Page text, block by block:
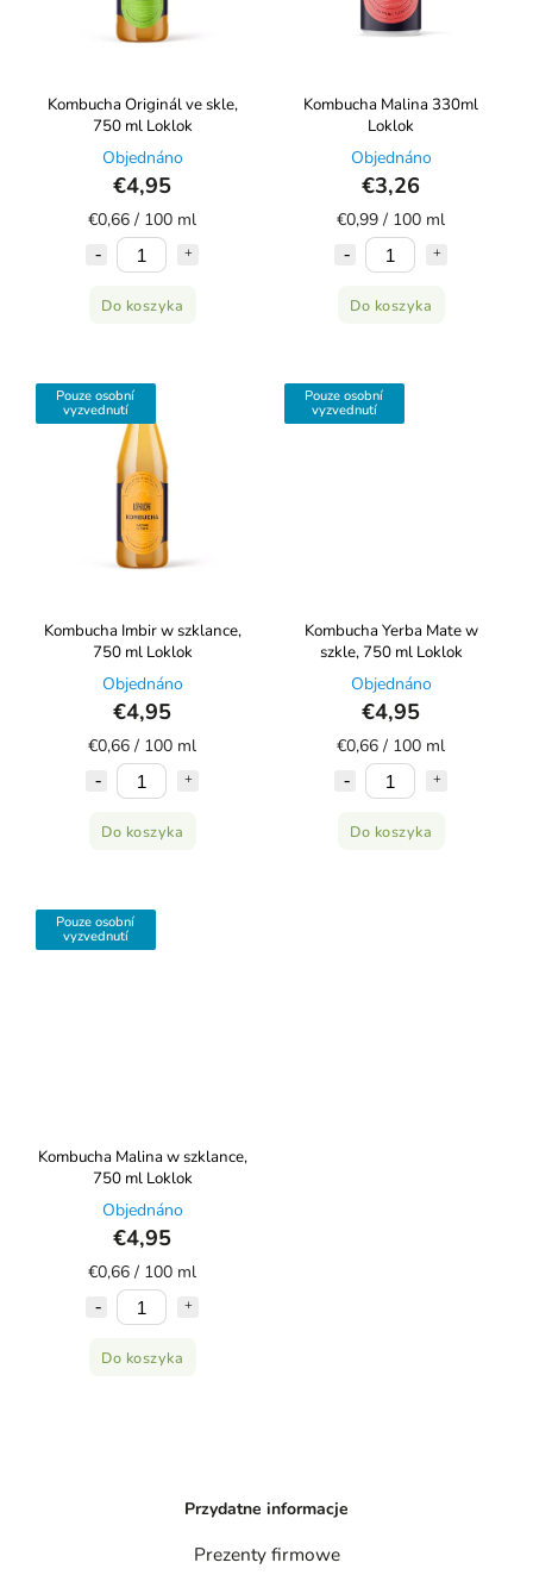
Kombucha Originál ve skle,
750 ml Loklok
Objednáno
€4,95
€0,66 / 100 ml
Do koszyka
Kombucha Malina 330ml
Loklok
Objednáno
€3,26
€0,99 / 100 ml
Do koszyka
Pouze osobní
vyzvednutí
Kombucha Imbir w szklance,
750 ml Loklok
Objednáno
€4,95
€0,66 / 100 ml
Do koszyka
Pouze osobní
vyzvednutí
Kombucha Yerba Mate w
szkle, 750 ml Loklok
Objednáno
€4,95
€0,66 / 100 ml
Do koszyka
Pouze osobní
vyzvednutí
Kombucha Malina w szklance,
750 ml Loklok
Objednáno
€4,95
€0,66 / 100 ml
Do koszyka
Przydatne informacje
Prezenty firmowe